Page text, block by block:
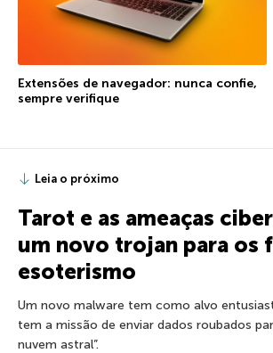
Extensões de navegador: nunca confie,
sempre verifique
Leia o próximo
Tarot e as ameaças
um novo trojan para os
esoterismo
Um novo malware tem como alvo
tem a missão de enviar dados roubados
nuvem astral”.